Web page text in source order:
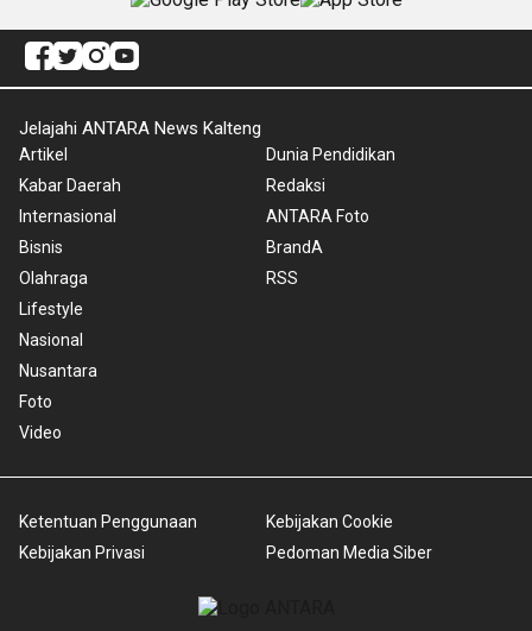
Jelajahi ANTARA News Kalteng
Artikel
Kabar Daerah
Internasional
Bisnis
Olahraga
Lifestyle
Nasional
Nusantara
Foto
Video
Dunia Pendidikan
Redaksi
ANTARA Foto
BrandA
RSS
Ketentuan Penggunaan
Kebijakan Privasi
Kebijakan Cookie
Pedoman Media Siber